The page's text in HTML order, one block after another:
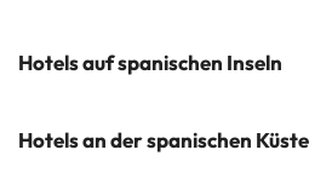
Newsletter abonnieren
Hotels in Salou
Hotels in Marbella
Hotels auf spanischen Inseln
Hotels auf Mallorca
Hotels an der spanischen Küste